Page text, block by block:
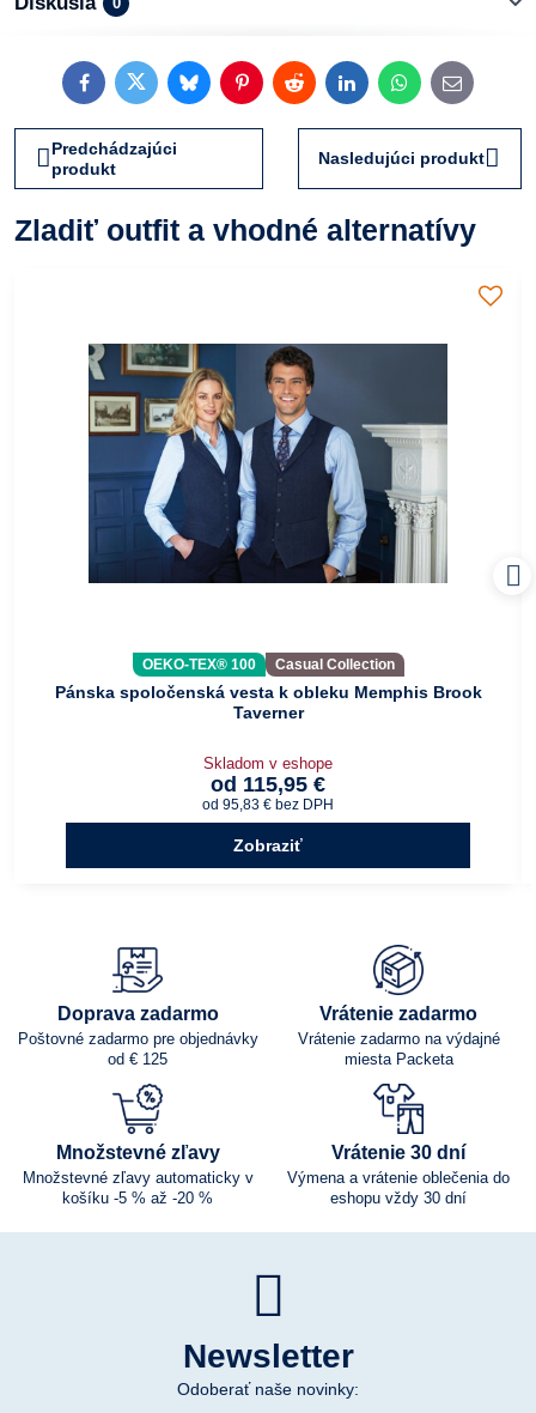
FacebookTwitterBlueskyPinterestRedditLinkedInWhatsApp
E-
mail
Predchádzajúci
produkt
Nasledujúci produkt
Zladiť outfit a vhodné alternatívy
OEKO-TEX® 100 Casual Collection
Pánska spoločenská vesta k obleku Memphis Brook
Taverner
Skladom v eshope
od 115,95 €
od 95,83 € bez DPH
Zobraziť
Doprava zadarmo
Poštovné zadarmo pre objednávky
od € 125
Vrátenie zadarmo
Vrátenie zadarmo na výdajné
miesta Packeta
Množstevné zľavy
Množstevné zľavy automaticky v
košíku -5 % až -20 %
Vrátenie 30 dní
Výmena a vrátenie oblečenia do
eshopu vždy 30 dní
Newsletter
Odoberať naše novinky: